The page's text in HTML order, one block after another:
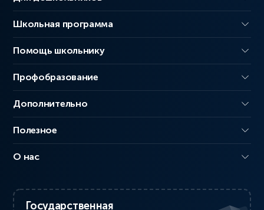
Школьная программа
Помощь школьнику
Профобразование
Дополнительно
Полезное
О нас
Государственная